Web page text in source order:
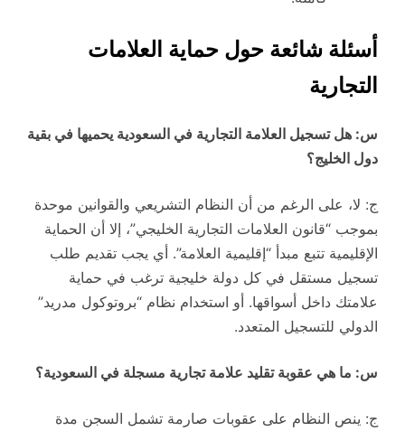
أسئلة شائعة حول حماية العلامات
التجارية
س: هل تسجيل العلامة التجارية في السعودية يحميها في بقية
دول الخليج؟
ج: لا، على الرغم من أن النظام التشريعي والقوانين موحدة
بموجب “قانون العلامات التجارية الخليجي”، إلا أن الحماية
الإقليمية تتبع مبدأ “إقليمية العلامة”. أي يجب تقديم طلب
تسجيل مستقل في كل دولة خليجية ترغب في حماية
علامتك داخل أسواقها. أو استخدام نظام “بروتوكول مدريد”
الدولي للتسجيل المتعدد.
س: ما هي عقوبة تقليد علامة تجارية مسجلة في السعودية؟
ج: ينص النظام على عقوبات صارمة تشمل السجن مدة